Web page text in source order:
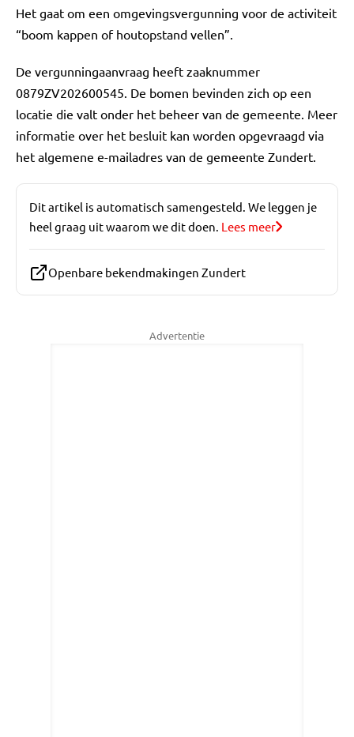
Het gaat om een omgevingsvergunning voor de activiteit
“boom kappen of houtopstand vellen”.
De vergunningaanvraag heeft zaaknummer
0879ZV202600545. De bomen bevinden zich op een
locatie die valt onder het beheer van de gemeente. Meer
informatie over het besluit kan worden opgevraagd via
het algemene e-mailadres van de gemeente Zundert.
Dit artikel is automatisch samengesteld. We leggen je
heel graag uit waarom we dit doen. Lees meer
Openbare bekendmakingen Zundert
Advertentie